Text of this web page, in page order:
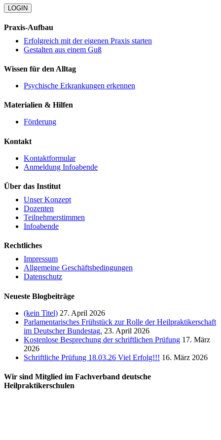
LOGIN
Praxis-Aufbau
Erfolgreich mit der eigenen Praxis starten
Gestalten aus einem Guß
Wissen für den Alltag
Psychische Erkrankungen erkennen
Materialien & Hilfen
Förderung
Kontakt
Kontaktformular
Anmeldung Infoabende
Über das Institut
Unser Konzept
Dozenten
Teilnehmerstimmen
Infoabende
Rechtliches
Impressum
Allgemeine Geschäftsbedingungen
Datenschutz
Neueste Blogbeiträge
(kein Titel) 27. April 2026
Parlamentarisches Frühstück zur Rolle der Heilpraktikerschaft
im Deutscher Bundestag. 23. April 2026
Kostenlose Besprechung der schriftlichen Prüfung 17. März
2026
Schriftliche Prüfung 18.03.26 Viel Erfolg!!! 16. März 2026
Wir sind Mitglied im Fachverband deutsche
Heilpraktikerschulen